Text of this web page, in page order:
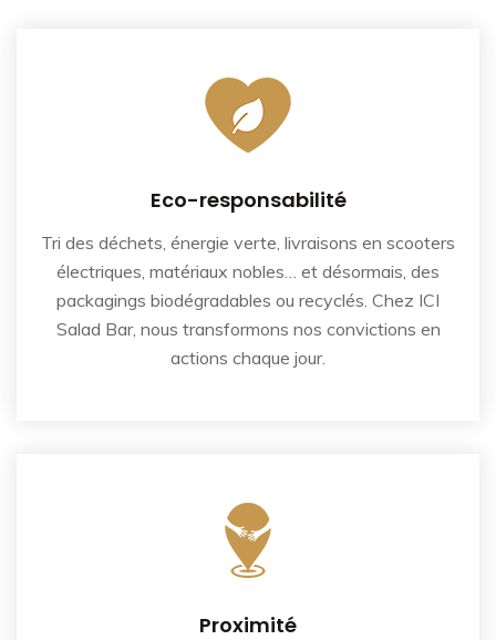
Eco-responsabilité
Tri des déchets, énergie verte, livraisons en scooters
électriques, matériaux nobles… et désormais, des
packagings biodégradables ou recyclés. Chez ICI
Salad Bar, nous transformons nos convictions en
actions chaque jour.
Proximité